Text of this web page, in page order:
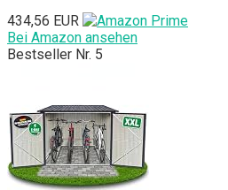
434,56 EUR
Bei Amazon ansehen
Bestseller Nr. 5